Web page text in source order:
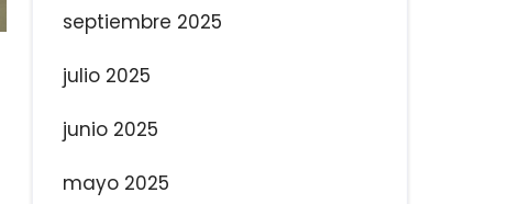
septiembre 2025
julio 2025
junio 2025
mayo 2025